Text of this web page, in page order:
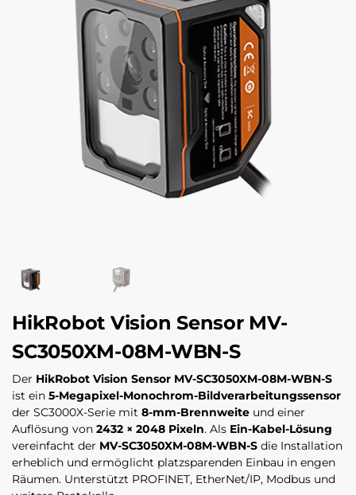
HikRobot Vision Sensor MV-
SC3050XM-08M-WBN-S
Der HikRobot Vision Sensor MV-SC3050XM-08M-WBN-S
ist ein 5-Megapixel-Monochrom-Bildverarbeitungssensor
der SC3000X-Serie mit 8-mm-Brennweite und einer
Auflösung von 2432 × 2048 Pixeln. Als Ein-Kabel-Lösung
vereinfacht der MV-SC3050XM-08M-WBN-S die Installation
erheblich und ermöglicht platzsparenden Einbau in engen
Räumen. Unterstützt PROFINET, EtherNet/IP, Modbus und